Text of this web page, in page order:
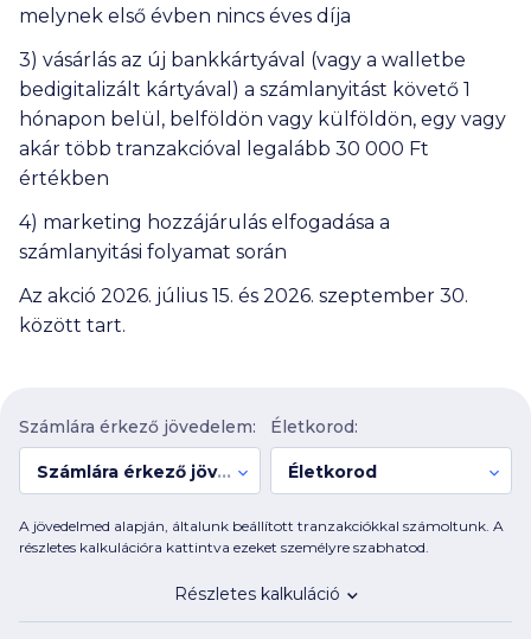
melynek első évben nincs éves díja
3) vásárlás az új bankkártyával (vagy a walletbe
bedigitalizált kártyával) a számlanyitást követő 1
hónapon belül, belföldön vagy külföldön, egy vagy
akár több tranzakcióval legalább 30 000 Ft
értékben
4) marketing hozzájárulás elfogadása a
számlanyitási folyamat során
Az akció 2026. július 15. és 2026. szeptember 30.
között tart.
Számlára érkező jövedelem:
Számlára érkező jövedelem:
Életkorod:
Életkorod
A jövedelmed alapján, általunk beállított tranzakciókkal számoltunk. A
részletes kalkulációra kattintva ezeket személyre szabhatod.
Részletes kalkuláció